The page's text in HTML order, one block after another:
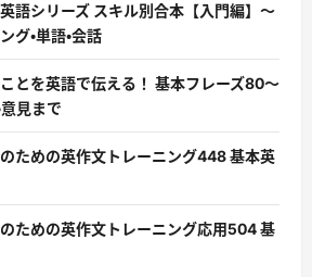
語シリーズ スキル別合本【入門編】〜
グ・単語・会話
ことを英語で伝える！ 基本フレーズ80〜
見まで
のための英作文トレーニング448 基本英
のための英作文トレーニング応用504 基